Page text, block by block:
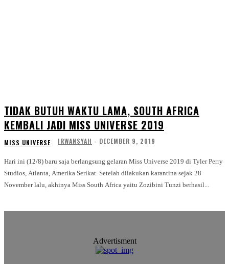
TIDAK BUTUH WAKTU LAMA, SOUTH AFRICA
KEMBALI JADI MISS UNIVERSE 2019
MISS UNIVERSE IRWANSYAH - DECEMBER 9, 2019
Hari ini (12/8) baru saja berlangsung gelaran Miss Universe 2019 di Tyler Perry
Studios, Atlanta, Amerika Serikat. Setelah dilakukan karantina sejak 28
November lalu, akhinya Miss South Africa yaitu Zozibini Tunzi berhasil...
Advertisment